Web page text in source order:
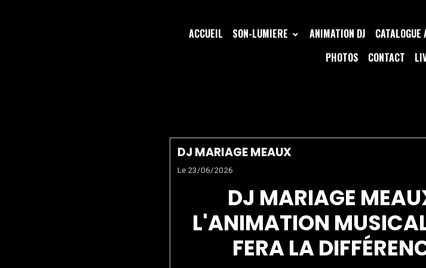
ACCUEIL SON-LUMIERE ANIMATION DJ
PHOTOS
CONTACT
DJ MARIAGE MEAUX
Le 23/06/2026
DJ MARIAGE
L'ANIMATION
FERA LA